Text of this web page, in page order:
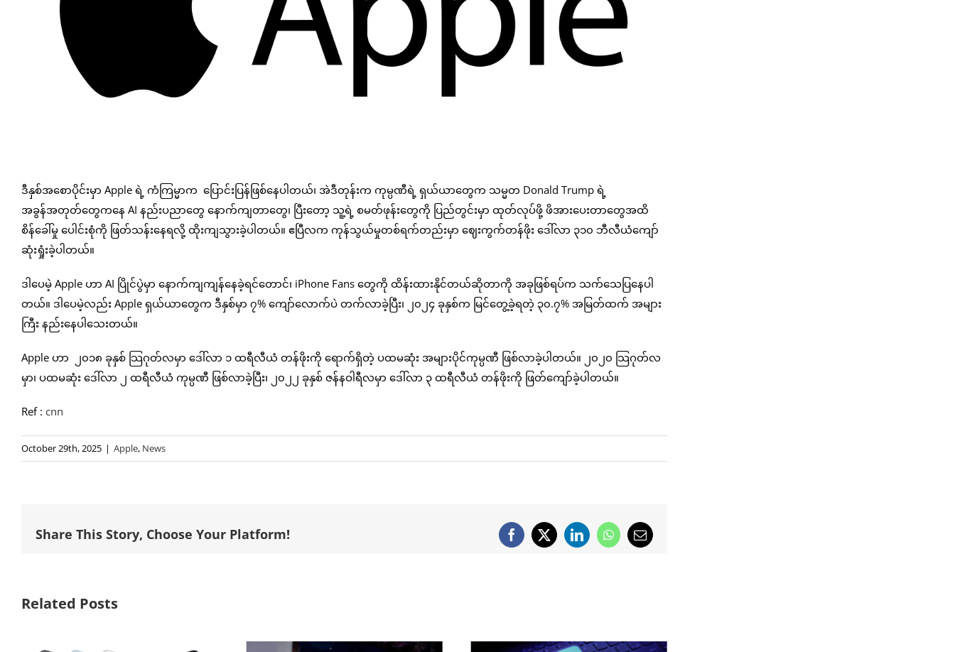
ဒီနှစ်အစောပိုင်းမှာ Apple ရဲ့ ကံကြမ္မာက ပြောင်းပြန်ဖြစ်နေပါတယ်၊ အဲဒီတုန်းက ကုမ္ပဏီရဲ့ ရှယ်ယာတွေက သမ္မတ Donald Trump ရဲ့
အခွန်အတုတ်တွေကနေ AI နည်းပညာတွေ နောက်ကျတာတွေ၊ ပြီးတော့ သူ့ရဲ့ စမတ်ဖုန်းတွေကို ပြည်တွင်းမှာ ထုတ်လုပ်ဖို့ ဖိအားပေးတာတွေအထိ
စိန်ခေါ်မှု ပေါင်းစုံကို ဖြတ်သန်းနေရလို့ ထိုးကျသွားခဲ့ပါတယ်။ ဧပြီလက ကုန်သွယ်မှုတစ်ရက်တည်းမှာ ဈေးကွက်တန်ဖိုး ဒေါ်လာ ၃၁၀ ဘီလီယံကျော်
ဆုံးရှုံးခဲ့ပါတယ်။
ဒါပေမဲ့ Apple ဟာ AI ပြိုင်ပွဲမှာ နောက်ကျကျန်နေခဲ့ရင်တောင်၊ iPhone Fans တွေကို ထိန်းထားနိုင်တယ်ဆိုတာကို အခုဖြစ်ရပ်က သက်သေပြနေပါ
တယ်။ ဒါပေမဲ့လည်း Apple ရှယ်ယာတွေက ဒီနှစ်မှာ ၇% ကျော်လောက်ပဲ တက်လာခဲ့ပြီး၊ ၂၀၂၄ ခုနှစ်က မြင်တွေ့ခဲ့ရတဲ့ ၃၀.၇% အမြတ်ထက် အများ
ကြီး နည်းနေပါသေးတယ်။
Apple ဟာ ၂၀၁၈ ခုနှစ် သြဂုတ်လမှာ ဒေါ်လာ ၁ ထရီလီယံ တန်ဖိုးကို ရောက်ရှိတဲ့ ပထမဆုံး အများပိုင်ကုမ္ပဏီ ဖြစ်လာခဲ့ပါတယ်။ ၂၀၂၀ သြဂုတ်လ
မှာ၊ ပထမဆုံး ဒေါ်လာ ၂ ထရီလီယံ ကုမ္ပဏီ ဖြစ်လာခဲ့ပြီး၊ ၂၀၂၂ ခုနှစ် ဇန်နဝါရီလမှာ ဒေါ်လာ ၃ ထရီလီယံ တန်ဖိုးကို ဖြတ်ကျော်ခဲ့ပါတယ်။
Ref : cnn
October 29th, 2025 | Apple, News
Share This Story, Choose Your Platform! Facebook
X LinkedInWhatsApp
Email
Related Posts